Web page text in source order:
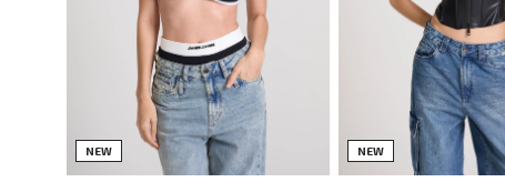
NEW PP P M G NEW PP P M